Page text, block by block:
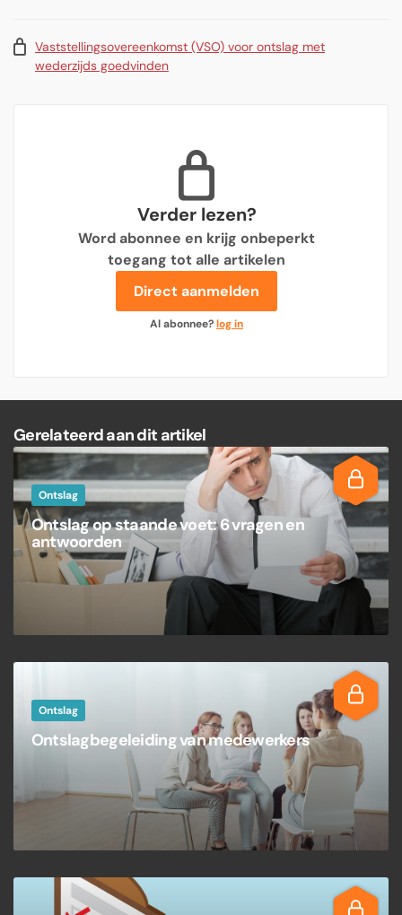
Vaststellingsovereenkomst (VSO) voor ontslag met
wederzijds goedvinden
Verder lezen?
Word abonnee en krijg onbeperkt
toegang tot alle artikelen
Direct aanmelden
Al abonnee?log in
Gerelateerd aan dit artikel
Ontslag
Ontslag op staande voet: 6 vragen en
antwoorden
Ontslag
Ontslagbegeleiding van medewerkers